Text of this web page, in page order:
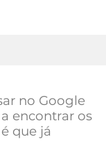
no Google
encontrar os
que já